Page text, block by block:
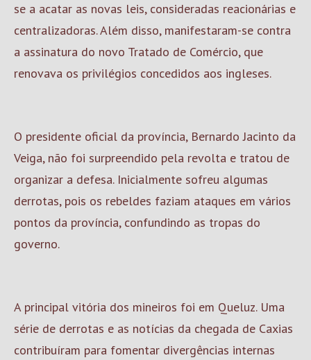
se a acatar as novas leis, consideradas reacionárias e
centralizadoras. Além disso, manifestaram-se contra
a assinatura do novo Tratado de Comércio, que
renovava os privilégios concedidos aos ingleses.
O presidente oficial da província, Bernardo Jacinto da
Veiga, não foi surpreendido pela revolta e tratou de
organizar a defesa. Inicialmente sofreu algumas
derrotas, pois os rebeldes faziam ataques em vários
pontos da província, confundindo as tropas do
governo.
A principal vitória dos mineiros foi em Queluz. Uma
série de derrotas e as notícias da chegada de Caxias
contribuíram para fomentar divergências internas